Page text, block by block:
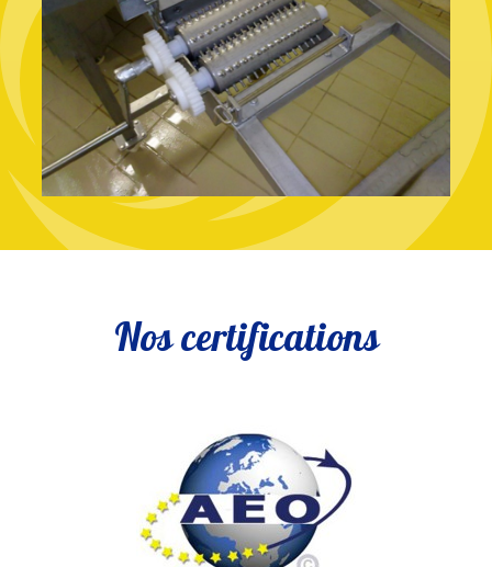
Nos certifications